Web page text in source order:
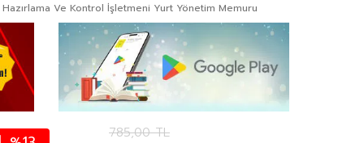
Ve Kontrol İşletmeni Yurt Yönetim Memuru
785,00TL